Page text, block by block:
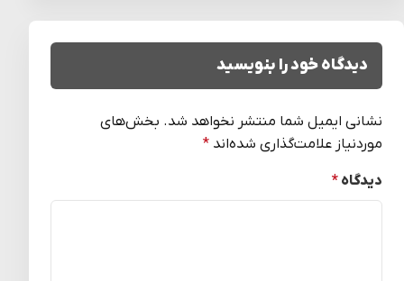
دیدگاه خود را بنویسید
نشانی ایمیل شما منتشر نخواهد شد. بخش‌های
موردنیاز علامت‌گذاری شده‌اند *
دیدگاه *